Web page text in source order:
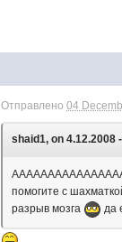
Отправлено04
shaid1, on 4.12.2008
помогите с
разрыв мозга
да